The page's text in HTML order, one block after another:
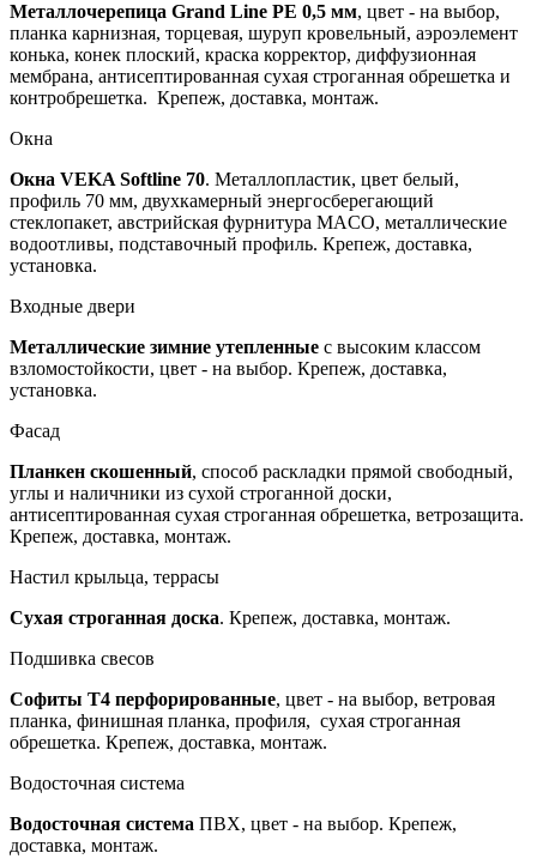
Металлочерепица Grand Line PE 0,5 мм, цвет - на выбор,
планка карнизная, торцевая, шуруп кровельный, аэроэлемент
конька, конек плоский, краска корректор, диффузионная
мембрана, антисептированная сухая строганная обрешетка и
контробрешетка. Крепеж, доставка, монтаж.
Окна
Окна VEKA Softline 70. Металлопластик, цвет белый,
профиль 70 мм, двухкамерный энергосберегающий
стеклопакет, австрийская фурнитура MACO, металлические
водоотливы, подставочный профиль. Крепеж, доставка,
установка.
Входные двери
Металлические зимние утепленные с высоким классом
взломостойкости, цвет - на выбор. Крепеж, доставка,
установка.
Фасад
Планкен скошенный, способ раскладки прямой свободный,
углы и наличники из сухой строганной доски,
антисептированная сухая строганная обрешетка, ветрозащита.
Крепеж, доставка, монтаж.
Настил крыльца, террасы
Сухая строганная доска. Крепеж, доставка, монтаж.
Подшивка свесов
Софиты Т4 перфорированные, цвет - на выбор, ветровая
планка, финишная планка, профиля, сухая строганная
обрешетка. Крепеж, доставка, монтаж.
Водосточная система
Водосточная система ПВХ, цвет - на выбор. Крепеж,
доставка, монтаж.